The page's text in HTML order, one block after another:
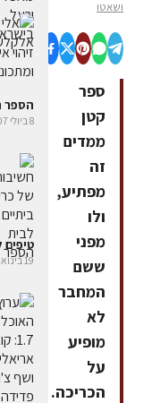
ושאטו
ספר
קטן
ממדים
זה
מפתיע,
ולו
מפני
ששם
המחבר
לא
מופיע
על
הכריכה.
הספר
8 ביולי 2007
טיפים
19 בינואר 2012